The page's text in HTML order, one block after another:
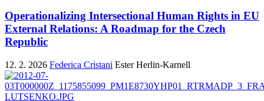
Operationalizing Intersectional Human Rights in EU
External Relations: A Roadmap for the Czech
Republic
12. 2. 2026 Federica Cristani Ester Herlin-Karnell